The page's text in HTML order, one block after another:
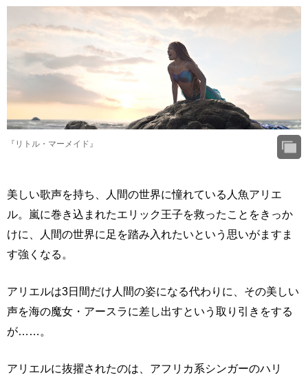
『リトル・マーメイド』
美しい歌声を持ち、人間の世界に憧れている人魚アリエ
ル。嵐に巻き込まれたエリック王子を救ったことをきっか
けに、人間の世界に足を踏み入れたいという思いがますま
す強くなる。
アリエルは3日間だけ人間の姿になる代わりに、その美しい
声を海の魔女・アースラに差し出すという取り引きをする
が……。
アリエルに抜擢されたのは、アフリカ系シンガーのハリ